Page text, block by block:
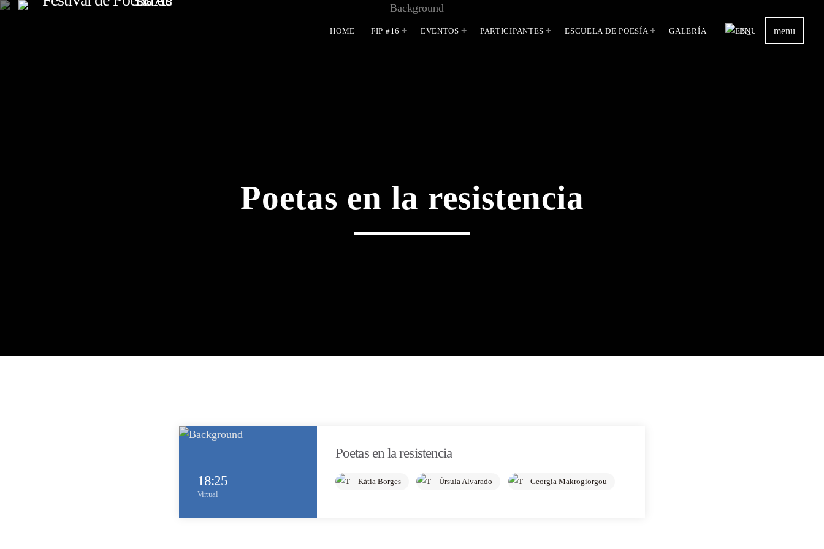
HOME FIP #16 EVENTOS PARTICIPANTES ESCUELA DE POESÍA GALERÍA EN menu
Poetas en la resistencia
18:25
Virtual
Poetas en la resistencia
Kátia Borges Úrsula Alvarado Georgia Makrogiorgou